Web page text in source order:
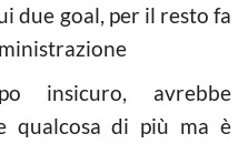
due goal, per il resto fa
insicuro, avrebbe
qualcosa di più ma è